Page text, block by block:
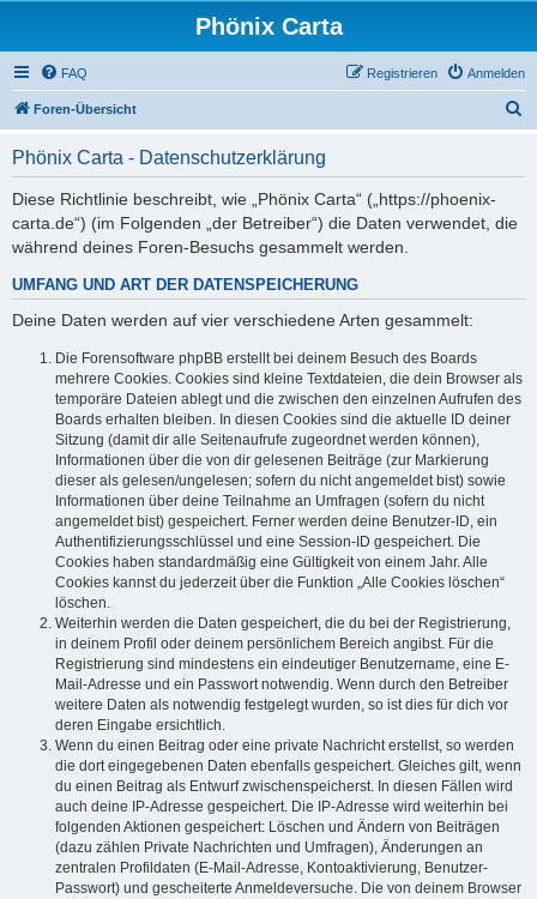
Phönix Carta
FAQ Anmelden
Registrieren
Foren-Übersicht
Phönix Carta - Datenschutzerklärung
Diese Richtlinie beschreibt, wie „Phönix Carta“ („https://phoenix-
carta.de“) (im Folgenden „der Betreiber“) die Daten verwendet, die
während deines Foren-Besuchs gesammelt werden.
UMFANG UND ART DER DATENSPEICHERUNG
Deine Daten werden auf vier verschiedene Arten gesammelt:
Die Forensoftware phpBB erstellt bei deinem Besuch des Boards
mehrere Cookies. Cookies sind kleine Textdateien, die dein Browser als
temporäre Dateien ablegt und die zwischen den einzelnen Aufrufen des
Boards erhalten bleiben. In diesen Cookies sind die aktuelle ID deiner
Sitzung (damit dir alle Seitenaufrufe zugeordnet werden können),
Informationen über die von dir gelesenen Beiträge (zur Markierung
dieser als gelesen/ungelesen; sofern du nicht angemeldet bist) sowie
Informationen über deine Teilnahme an Umfragen (sofern du nicht
angemeldet bist) gespeichert. Ferner werden deine Benutzer-ID, ein
Authentifizierungsschlüssel und eine Session-ID gespeichert. Die
Cookies haben standardmäßig eine Gültigkeit von einem Jahr. Alle
Cookies kannst du jederzeit über die Funktion „Alle Cookies löschen“
löschen.
Weiterhin werden die Daten gespeichert, die du bei der Registrierung,
in deinem Profil oder deinem persönlichem Bereich angibst. Für die
Registrierung sind mindestens ein eindeutiger Benutzername, eine E-
Mail-Adresse und ein Passwort notwendig. Wenn durch den Betreiber
weitere Daten als notwendig festgelegt wurden, so ist dies für dich vor
deren Eingabe ersichtlich.
Wenn du einen Beitrag oder eine private Nachricht erstellst, so werden
die dort eingegebenen Daten ebenfalls gespeichert. Gleiches gilt, wenn
du einen Beitrag als Entwurf zwischenspeicherst. In diesen Fällen wird
auch deine IP-Adresse gespeichert. Die IP-Adresse wird weiterhin bei
folgenden Aktionen gespeichert: Löschen und Ändern von Beiträgen
(dazu zählen Private Nachrichten und Umfragen), Änderungen an
zentralen Profildaten (E-Mail-Adresse, Kontoaktivierung, Benutzer-
Passwort) und gescheiterte Anmeldeversuche. Die von deinem Browser